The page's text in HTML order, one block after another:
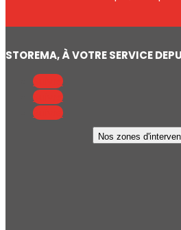
STOREMA, À VOTRE SERVICE
Suivre
Suivre
Suivre
Nos zones